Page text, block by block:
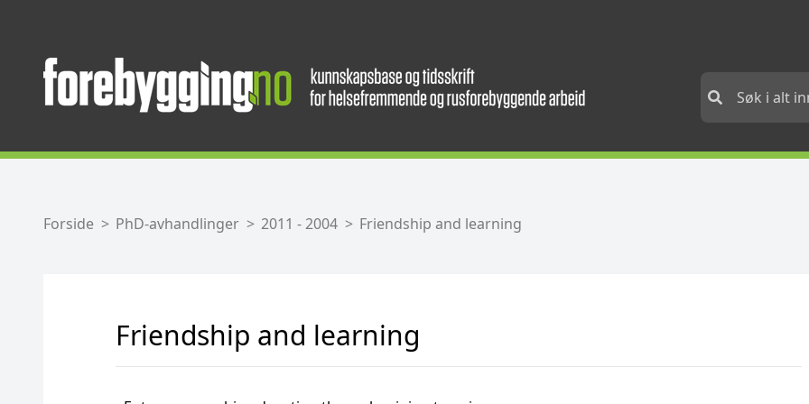
Forside PhD-avhandlinger 2011 - 2004 Friendship and learning
Friendship and learning